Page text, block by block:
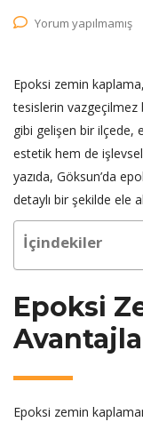
Yorum yapılmamış
Epoksi zemin
tesislerin vazgeçilmez
gibi gelişen bir ilçede,
estetik hem de
yazıda, Göksun’da
detaylı bir şekilde ele
İçindekiler
Epoksi
Epoksi zemin